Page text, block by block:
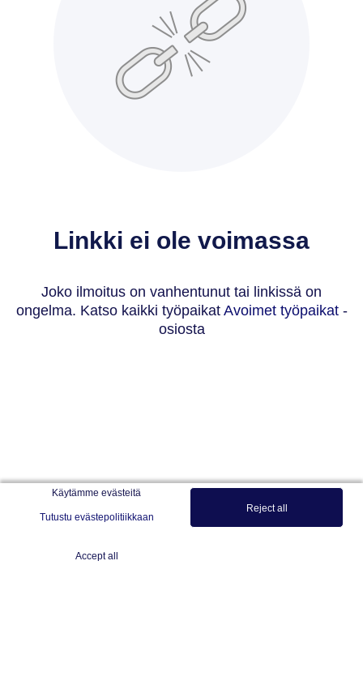
Linkki ei ole voimassa
Joko ilmoitus on vanhentunut tai linkissä on
ongelma. Katso kaikki työpaikat‌ Avoimet työpaikat-
osiosta
Käytämme evästeitä
Tutustu evästepolitiikkaan
Accept all
Reject all